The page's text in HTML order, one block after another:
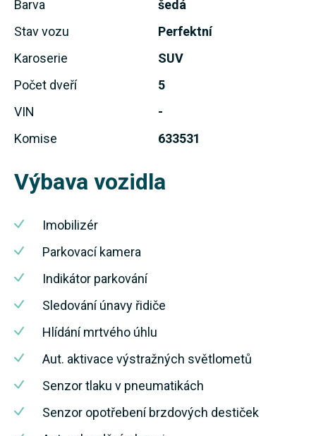
Barva
šedá
Stav vozu
Perfektní
Karoserie
SUV
Počet dveří
5
VIN
-
Komise
633531
Výbava vozidla
Imobilizér
Parkovací kamera
Indikátor parkování
Sledování únavy řidiče
Hlídání mrtvého úhlu
Aut. aktivace výstražných světlometů
Senzor tlaku v pneumatikách
Senzor opotřebení brzdových destiček